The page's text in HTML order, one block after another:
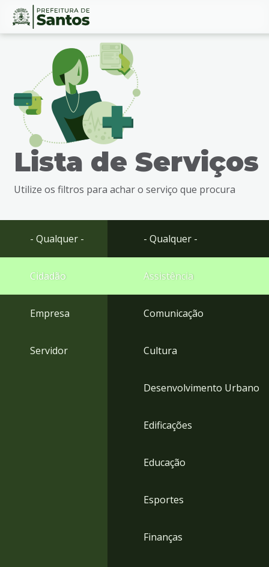
Ir
busca
Ir
rodapé
Conteúdo
Lista de Serviços
Utilize os filtros para achar o serviço que procura
- Qualquer -
Cidadão
Empresa
Servidor
- Qualquer -
Assistência
Comunicação
Cultura
Desenvolvimento Urbano
Edificações
Educação
Esportes
Finanças